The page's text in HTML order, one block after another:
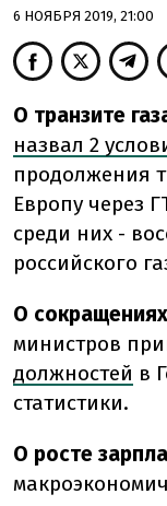
6 НОЯБРЯ 2019, 21:00
О транзите
назвал 2
продолжения
Европу через
среди них -
российского
О
министров
должностей в
статистики.
О росте